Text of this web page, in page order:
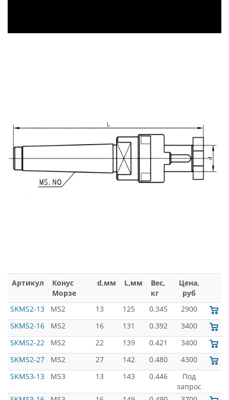
Артикул
Конус
Морзе
d,мм L,мм
Вес,
кг
Цена,
руб
SKMS2-13
MS2 13 125 0.345
2900
SKMS2-16
MS2 16 131 0.392
3400
SKMS2-22
MS2 22 139 0.421
3400
SKMS2-27
MS2 27 142 0.480
4300
SKMS3-13
MS3 13 143 0.446
Под
запрос